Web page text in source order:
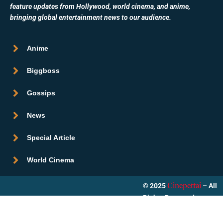
feature updates from Hollywood, world cinema, and anime,
bringing global entertainment news to our audience.
Anime
Biggboss
Gossips
News
Special Article
World Cinema
© 2025 Cinepettai – All
Rights Reserved